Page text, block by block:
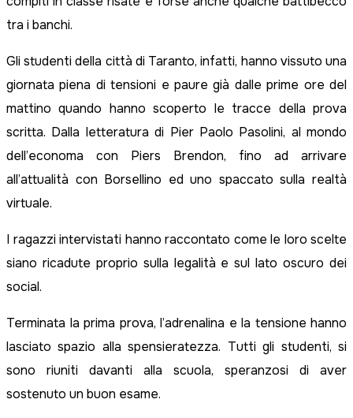
tra i banchi.
Gli studenti della città di Taranto, infatti, hanno vissuto una
giornata piena di tensioni e paure già dalle prime ore del
mattino quando hanno scoperto le tracce della prova
scritta. Dalla letteratura di Pier Paolo Pasolini, al mondo
dell’economa con Piers Brendon, fino ad arrivare
all’attualità con Borsellino ed uno spaccato sulla realtà
virtuale.
I ragazzi intervistati hanno raccontato come le loro scelte
siano ricadute proprio sulla legalità e sul lato oscuro dei
social.
Terminata la prima prova, l’adrenalina e la tensione hanno
lasciato spazio alla spensieratezza. Tutti gli studenti, si
sono riuniti davanti alla scuola, speranzosi di aver
sostenuto un buon esame.